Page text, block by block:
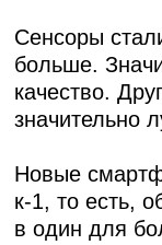
Сенсоры
больше.
качество.
значительно
Новые
к-1, то есть,
в один для